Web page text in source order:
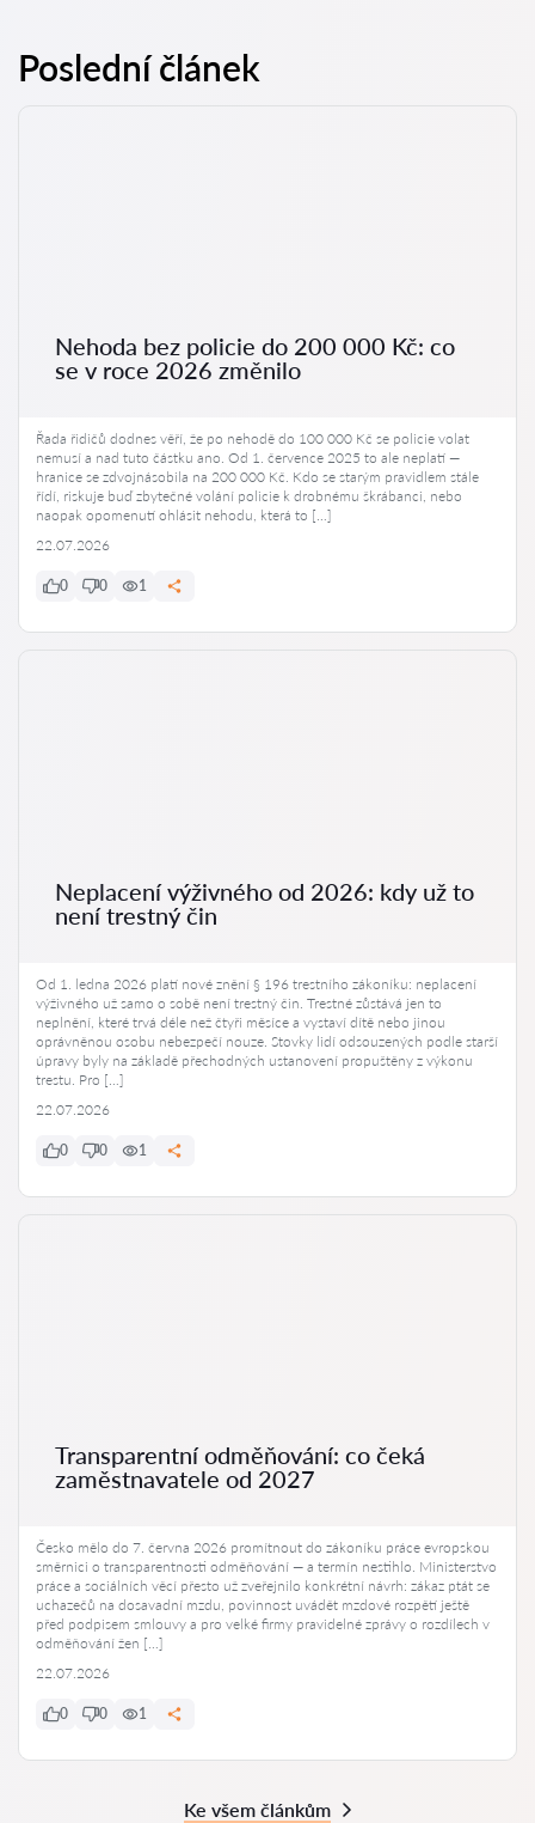
Poslední článek
Nehoda bez policie do 200 000 Kč: co
se v roce 2026 změnilo
Řada řidičů dodnes věří, že po nehodě do 100 000 Kč se policie volat
nemusí a nad tuto částku ano. Od 1. července 2025 to ale neplatí —
hranice se zdvojnásobila na 200 000 Kč. Kdo se starým pravidlem stále
řídí, riskuje buď zbytečné volání policie k drobnému škrábanci, nebo
naopak opomenutí ohlásit nehodu, která to […]
22.07.2026
0 0 1
Neplacení výživného od 2026: kdy už to
není trestný čin
Od 1. ledna 2026 platí nové znění § 196 trestního zákoníku: neplacení
výživného už samo o sobě není trestný čin. Trestné zůstává jen to
neplnění, které trvá déle než čtyři měsíce a vystaví dítě nebo jinou
oprávněnou osobu nebezpečí nouze. Stovky lidí odsouzených podle starší
úpravy byly na základě přechodných ustanovení propuštěny z výkonu
trestu. Pro […]
22.07.2026
0 0 1
Transparentní odměňování: co čeká
zaměstnavatele od 2027
Česko mělo do 7. června 2026 promítnout do zákoníku práce evropskou
směrnici o transparentnosti odměňování — a termín nestihlo. Ministerstvo
práce a sociálních věcí přesto už zveřejnilo konkrétní návrh: zákaz ptát se
uchazečů na dosavadní mzdu, povinnost uvádět mzdové rozpětí ještě
před podpisem smlouvy a pro velké firmy pravidelné zprávy o rozdílech v
odměňování žen […]
22.07.2026
0 0 1
Ke všem článkům